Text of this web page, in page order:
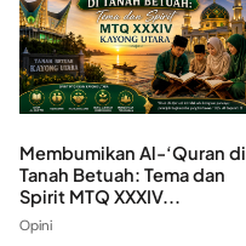
Membumikan Al-‘Quran di
Tanah Betuah: Tema dan
Spirit MTQ XXXIV...
Opini